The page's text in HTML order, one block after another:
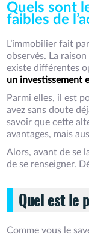
Quels sont
faibles de
L’immobilier fait
observés. La
existe différentes
un investissement
Parmi elles, il est
avez sans doute
savoir que cette
avantages, mais
Alors, avant de se
de se renseigner.
Quel est le
Comme vous le